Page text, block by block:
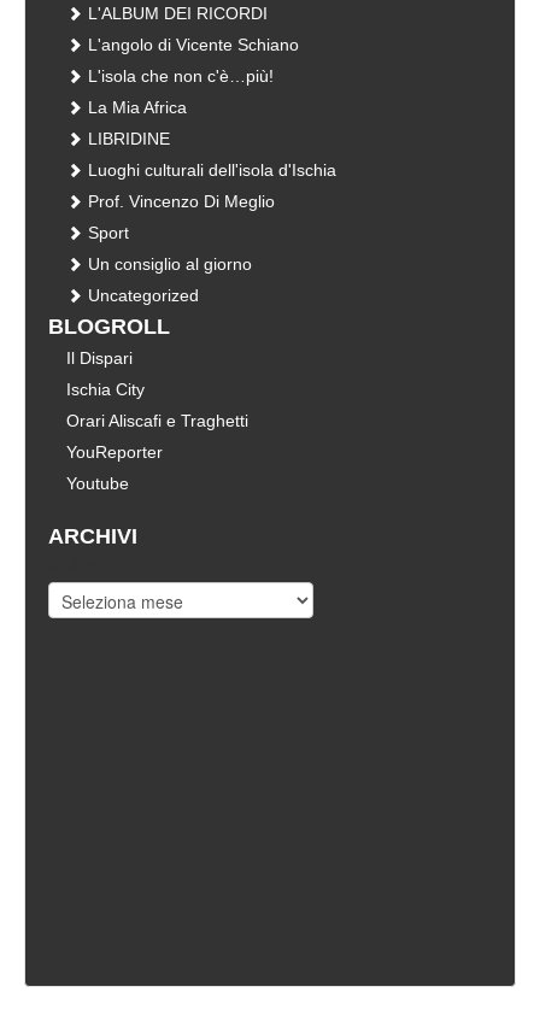
L'ALBUM DEI RICORDI
L'angolo di Vicente Schiano
L'isola che non c'è…più!
La Mia Africa
LIBRIDINE
Luoghi culturali dell'isola d'Ischia
Prof. Vincenzo Di Meglio
Sport
Un consiglio al giorno
Uncategorized
BLOGROLL
Il Dispari
Ischia City
Orari Aliscafi e Traghetti
YouReporter
Youtube
ARCHIVI